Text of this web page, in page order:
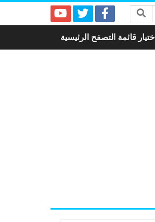
اختيار قائمة التصفح الرئيسية